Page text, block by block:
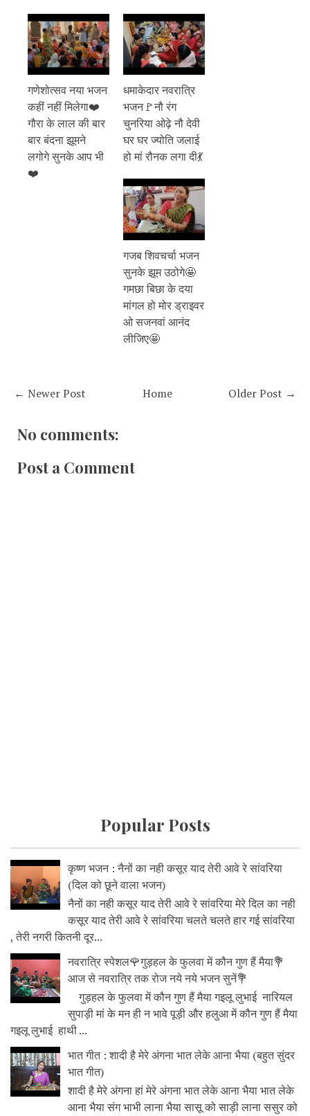
गणेशोत्सव नया भजन
कहीं नहीं मिलेगा❤️
गौरा के लाल की बार
बार बंदना झूमने
लगोगे सुनके आप भी
❤️
धमाकेदार नवरात्रि
भजन🚩नौ रंग
चुनरिया ओढ़े नौ देवी
घर घर ज्योति जलाई
हो मां रौनक लगा दी💃
गजब शिवचर्चा भजन
सुनके झूम उठोगे🤩
गमछा बिछा के दया
मांगल हो मोर ड्राइवर
ओ सजनवां आनंद
लीजिए🤩
← Newer Post Older Post →
Home
No comments:
Post a Comment
Popular Posts
कृष्ण भजन : नैनों का नही कसूर याद तेरी आवे रे सांवरिया
(दिल को छूने वाला भजन)
नैनों का नही कसूर याद तेरी आवे रे सांवरिया मेरे दिल का नही
कसूर याद तेरी आवे रे सांवरिया चलते चलते हार गई सांवरिया
, तेरी नगरी कितनी दूर...
नवरात्रि स्पेशल🌹गुड़हल के फुलवा में कौन गुण हैं मैया💐
आज से नवरात्रि तक रोज नये नये भजन सुनें💐
गुड़हल के फुलवा में कौन गुण हैं मैया गइलू लुभाई नारियल
सुपाड़ी मां के मन ही न भावे पूड़ी और हलुआ में कौन गुण हैं मैया
गइलू लुभाई हाथी ...
भात गीत : शादी है मेरे अंगना भात लेके आना भैया (बहुत सुंदर
भात गीत)
शादी है मेरे अंगना हां मेरे अंगना भात लेके आना भैया भात लेके
आना भैया संग भाभी लाना भैया सासू को साड़ी लाना ससुर को